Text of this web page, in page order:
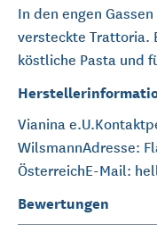
In den engen
versteckte Trattoria.
köstliche Pasta und
Vianina
WilsmannAdresse:
ÖsterreichE-Mail:
Bewertungen